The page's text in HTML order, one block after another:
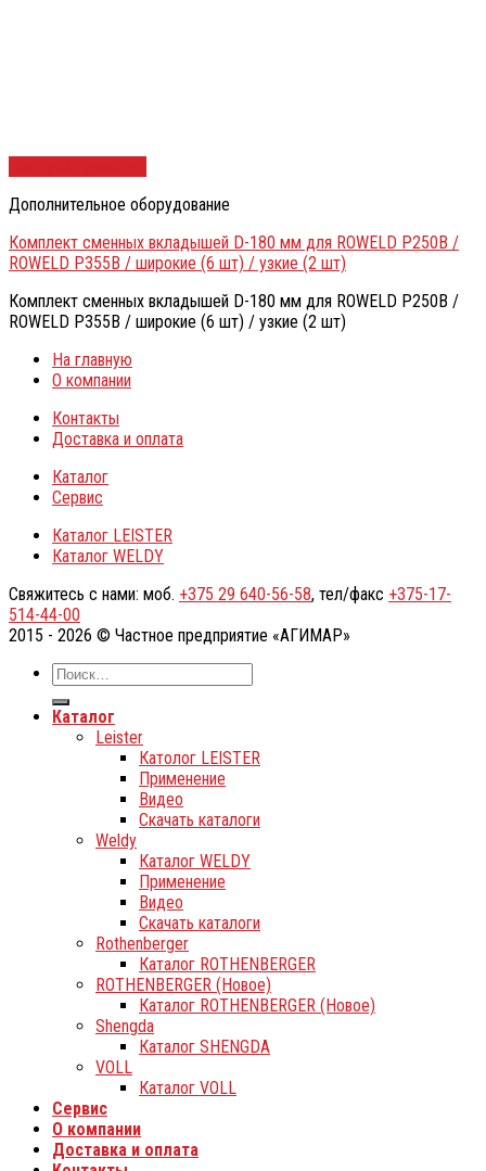
Дополнительное оборудование
Комплект сменных вкладышей D-180 мм для ROWELD P250B /
ROWELD P355B / широкие (6 шт) / узкие (2 шт)
Комплект сменных вкладышей D-180 мм для ROWELD P250B /
ROWELD P355B / широкие (6 шт) / узкие (2 шт)
На главную
О компании
Контакты
Доставка и оплата
Каталог
Сервис
Каталог LEISTER
Каталог WELDY
Свяжитесь с нами: моб. +375 29 640-56-58, тел/факс +375-17-
514-44-00
2015 - 2026 © Частное предприятие «АГИМАР»
Каталог
Leister
Католог LEISTER
Применение
Видео
Скачать каталоги
Weldy
Каталог WELDY
Применение
Видео
Скачать каталоги
Rothenberger
Каталог ROTHENBERGER
ROTHENBERGER (Новое)
Каталог ROTHENBERGER (Новое)
Shengda
Каталог SHENGDA
VOLL
Каталог VOLL
Сервис
О компании
Доставка и оплата